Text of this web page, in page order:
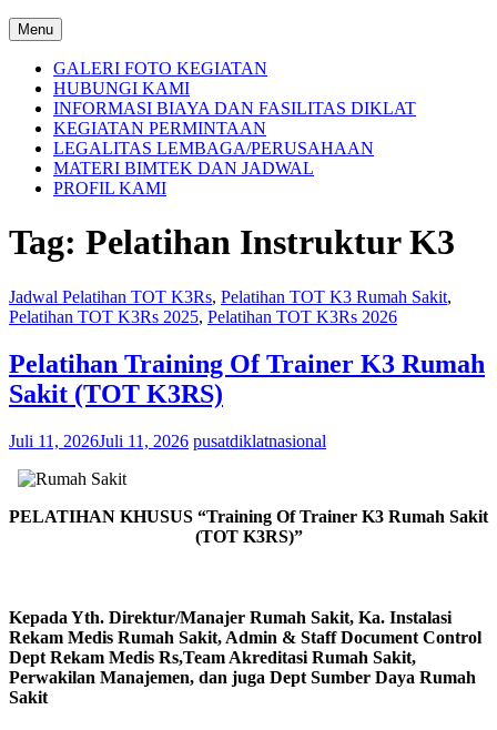
Menu
GALERI FOTO KEGIATAN
HUBUNGI KAMI
INFORMASI BIAYA DAN FASILITAS DIKLAT
KEGIATAN PERMINTAAN
LEGALITAS LEMBAGA/PERUSAHAAN
MATERI BIMTEK DAN JADWAL
PROFIL KAMI
Tag: Pelatihan Instruktur K3
Jadwal Pelatihan TOT K3Rs, Pelatihan TOT K3 Rumah Sakit,
Pelatihan TOT K3Rs 2025, Pelatihan TOT K3Rs 2026
Pelatihan Training Of Trainer K3 Rumah
Sakit (TOT K3RS)
Juli 11, 2026Juli 11, 2026 pusatdiklatnasional
PELATIHAN KHUSUS “Training Of Trainer K3 Rumah Sakit
(TOT K3RS)”
Kepada Yth. Direktur/Manajer Rumah Sakit, Ka. Instalasi
Rekam Medis Rumah Sakit, Admin & Staff Document Control
Dept Rekam Medis Rs,Team Akreditasi Rumah Sakit,
Perwakilan Manajemen, dan juga Dept Sumber Daya Rumah
Sakit